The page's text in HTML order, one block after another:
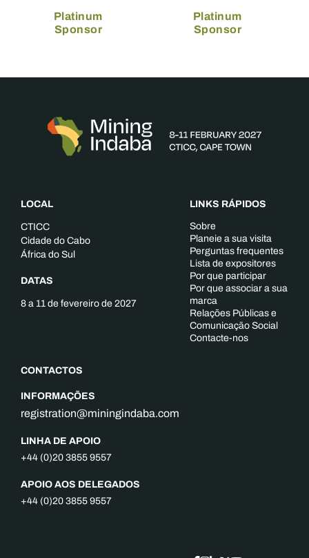
Platinum
Sponsor
Platinum
Sponsor
LOCAL
CTICC
Cidade do Cabo
África do Sul
DATAS
8 a 11 de fevereiro de 2027
CONTACTOS
INFORMAÇÕES
registration@miningindaba.com
LINHA DE APOIO
+44 (0)20 3855 9557
APOIO AOS DELEGADOS
+44 (0)20 3855 9557
LINKS RÁPIDOS
Sobre
Planeie a sua visita
Perguntas frequentes
Lista de expositores
Por que participar
Por que associar a sua
marca
Relações Públicas e
Comunicação Social
Contacte-nos